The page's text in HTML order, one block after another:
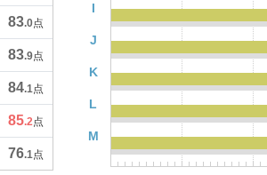
83.0点
83.9点
84.1点
85.2点
76.1点
I
J
K
L
M